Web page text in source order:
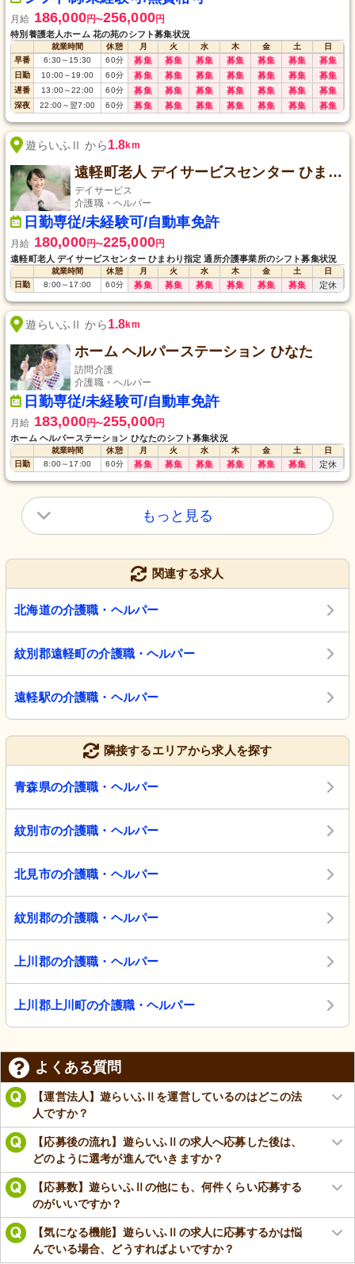
月給 186,000円〜256,000円
特別養護老人ホーム 花の苑のシフト募集状況
就業時間 休憩 月 火 水 木 金 土
日
早番
6:30～15:30 60分 募集 募集 募集 募集 募集 募集 募集
日勤 10:00～19:00 60分 募集 募集 募集 募集 募集 募集 募集
遅番 13:00～22:00 60分 募集 募集 募集 募集 募集 募集 募集
深夜 22:00～翌7:00 60分 募集 募集 募集 募集 募集 募集 募集
遊らいふⅡ から1.8km
遠軽町老人 デイサービスセンター ひまわり指定 通所介護事業所
デイサービス
介護職・ヘルパー
日勤専従/未経験可/自動車免許
月給 180,000円〜225,000円
遠軽町老人 デイサービスセンター ひまわり指定 通所介護事業所のシフト募集状況
就業時間 休憩 月 火 水 木 金 土
日
日勤
8:00～17:00 60分 募集 募集 募集 募集 募集 募集 定休
遊らいふⅡ から1.8km
ホーム ヘルパーステーション ひなた
訪問介護
介護職・ヘルパー
日勤専従/未経験可/自動車免許
月給 183,000円〜255,000円
ホーム ヘルパーステーション ひなたのシフト募集状況
就業時間 休憩 月 火 水 木 金 土
日
日勤
8:00～17:00 60分 募集 募集 募集 募集 募集 募集 定休
もっと見る
関連する求人
北海道の介護職・ヘルパー
紋別郡遠軽町の介護職・ヘルパー
遠軽駅の介護職・ヘルパー
隣接するエリアから求人を探す
青森県の介護職・ヘルパー
紋別市の介護職・ヘルパー
北見市の介護職・ヘルパー
紋別郡の介護職・ヘルパー
上川郡の介護職・ヘルパー
上川郡上川町の介護職・ヘルパー
よくある質問
【運営法人】遊らいふⅡを運営しているのはどこの法
人ですか？
【応募後の流れ】遊らいふⅡの求人へ応募した後は、
どのように選考が進んでいきますか？
【応募数】遊らいふⅡの他にも、何件くらい応募する
のがいいですか？
【気になる機能】遊らいふⅡの求人に応募するかは悩
んでいる場合、どうすればよいですか？